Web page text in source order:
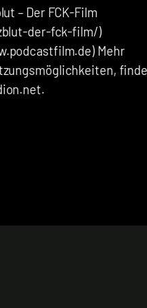
– Der FCK-Film
der-fck-film/)
Mehr